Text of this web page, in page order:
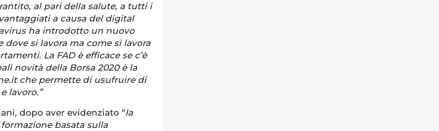
al pari della salute, a tutti i
a causa del digital
ha introdotto un nuovo
si lavora ma come si lavora
La FAD è efficace se c’è
novità della Borsa 2020 è la
che permette di usufruire di
lavoro.”
dopo aver evidenziato “la
basata sulla